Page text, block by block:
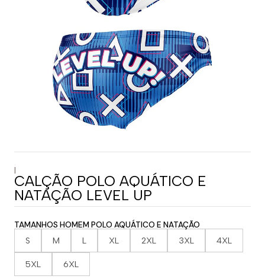
|
CALÇÃO POLO AQUÁTICO E
NATAÇÃO LEVEL UP
TAMANHOS HOMEM POLO AQUÁTICO E NATAÇÃO
S M L XL 2XL 3XL 4XL
5XL 6XL